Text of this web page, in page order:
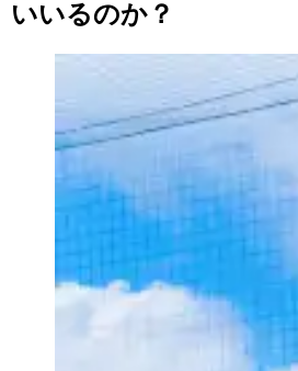
いいるのか？